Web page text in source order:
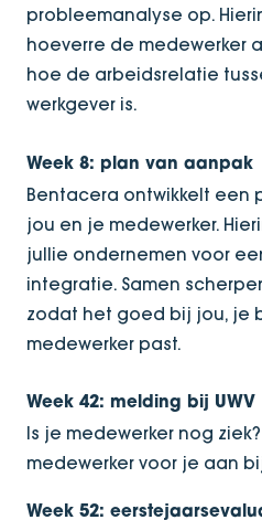
probleemanalyse op.
hoeverre de medewerker
hoe de arbeidsrelatie
werkgever is.
Week 8: plan van aanpak
Bentacera ontwikkelt een
jou en je medewerker.
jullie ondernemen voor
integratie. Samen
zodat het goed bij jou, je
medewerker past.
Week 42: melding bij UWV
Is je medewerker nog
medewerker voor je aan bij
Week 52: